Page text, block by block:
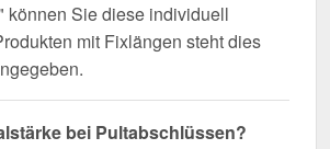
können Sie diese individuell
mit Fixlängen steht dies
bei Pultabschlüssen?